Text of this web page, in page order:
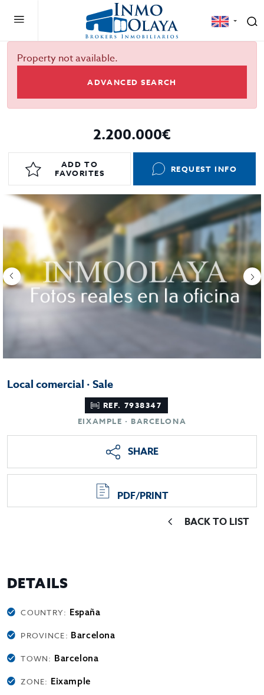
Property not available.
ADVANCED SEARCH
2.200.000€
ADD TO
FAVORITES
REQUEST INFO
Local comercial · Sale
REF. 7938347
EIXAMPLE · BARCELONA
SHARE
PDF/PRINT
BACK TO LIST
DETAILS
COUNTRY: España
PROVINCE: Barcelona
TOWN: Barcelona
ZONE: Eixample